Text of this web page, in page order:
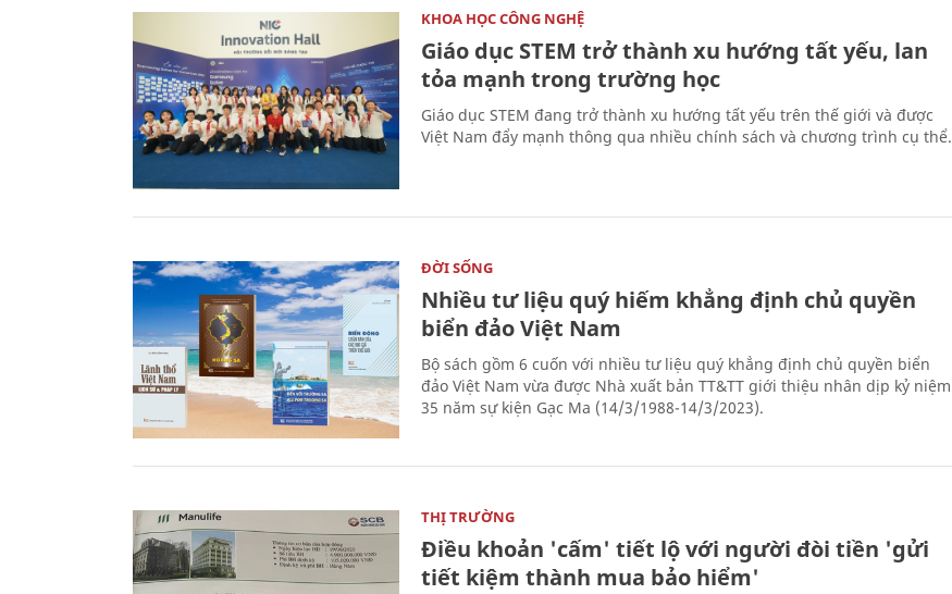
KHOA HỌC CÔNG NGHỆ
Giáo dục STEM trở thành xu hướng tất yếu, lan
tỏa mạnh trong trường học
Giáo dục STEM đang trở thành xu hướng tất yếu trên thế giới và được
Việt Nam đẩy mạnh thông qua nhiều chính sách và chương trình cụ thể.
ĐỜI SỐNG
Nhiều tư liệu quý hiếm khẳng định chủ quyền
biển đảo Việt Nam
Bộ sách gồm 6 cuốn với nhiều tư liệu quý khẳng định chủ quyền biển
đảo Việt Nam vừa được Nhà xuất bản TT&TT giới thiệu nhân dịp kỷ niệm
35 năm sự kiện Gạc Ma (14/3/1988-14/3/2023).
THỊ TRƯỜNG
Điều khoản 'cấm' tiết lộ với người đòi tiền 'gửi
tiết kiệm thành mua bảo hiểm'